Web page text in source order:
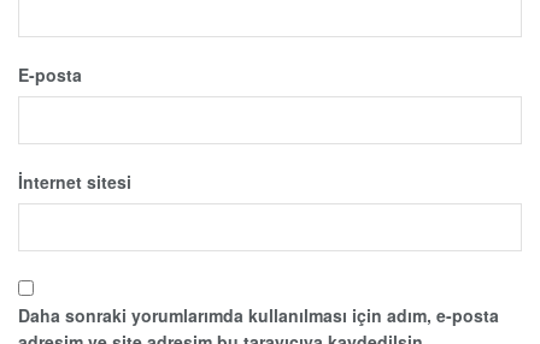
E-posta
İnternet sitesi
Daha sonraki yorumlarımda kullanılması için adım, e-posta